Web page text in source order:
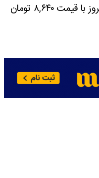
بوده است. هر صد دینار عراق، دیروز با قیمت ۸,۶۴۰ تومان